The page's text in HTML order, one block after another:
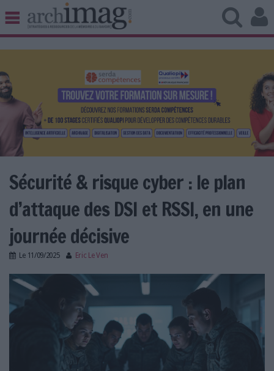
BIBLIOTHÈQUE ÉDITION
UNIVERS DATA
TRAVAIL COLLABORATIF
VIE NUMÉRIQUE
NUMÉRIQUE RESPONSABLE
LES DOSSIERS
LES NEWSLETTERS
LE MAGAZINE
LES GUIDES PRATIQUES
LES BASES DE DONNÉES
L'ANNUAIRE DES ACTEURS
Sécurité & risque cyber : le plan
d’attaque des DSI et RSSI, en une
journée décisive
Le 11/09/2025 Eric Le Ven
plan-attaque-rssi-dsi.jpeg